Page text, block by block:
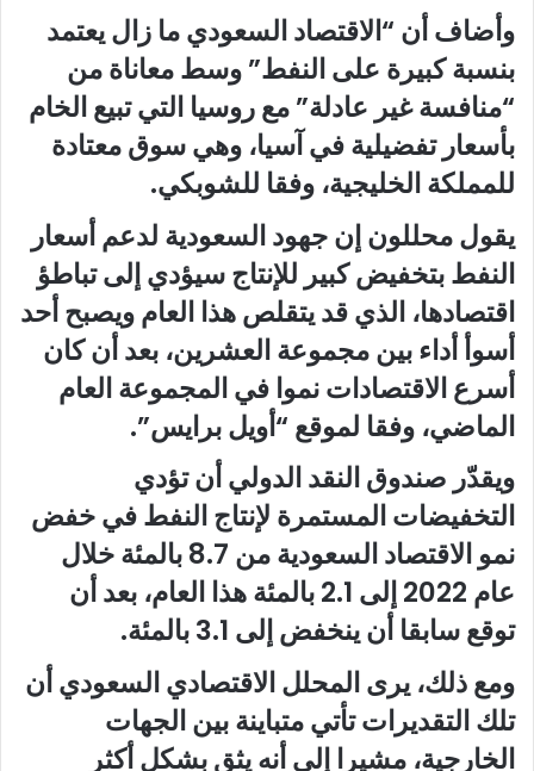
وأضاف أن “الاقتصاد السعودي ما زال يعتمد
بنسبة كبيرة على النفط” وسط معاناة من
“منافسة غير عادلة” مع روسيا التي تبيع الخام
بأسعار تفضيلية في آسيا، وهي سوق معتادة
للمملكة الخليجية، وفقا للشوبكي.
يقول محللون إن جهود السعودية لدعم أسعار
النفط بتخفيض كبير للإنتاج سيؤدي إلى تباطؤ
اقتصادها، الذي قد يتقلص هذا العام ويصبح أحد
أسوأ أداء بين مجموعة العشرين، بعد أن كان
أسرع الاقتصادات نموا في المجموعة العام
الماضي، وفقا لموقع “أويل برايس”.
ويقدّر صندوق النقد الدولي أن تؤدي
التخفيضات المستمرة لإنتاج النفط في خفض
نمو الاقتصاد السعودية من 8.7 بالمئة خلال
عام 2022 إلى 2.1 بالمئة هذا العام، بعد أن
توقع سابقا أن ينخفض إلى 3.1 بالمئة.
ومع ذلك، يرى المحلل الاقتصادي السعودي أن
تلك التقديرات تأتي متباينة بين الجهات
الخارجية، مشيرا إلى أنه يثق بشكل أكثر